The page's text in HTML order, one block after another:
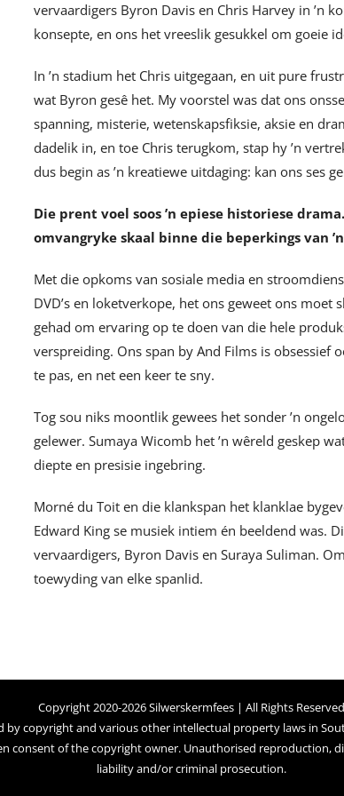
vervaardigers Byron Davis en Chris Harvey in ’n
konsepte, en ons het vreeslik gesukkel om goeie
In ’n stadium het Chris uitgegaan, en uit pure
wat Byron gesê het. My voorstel was dat ons
spanning, misterie, wetenskapsfiksie, aksie en
dadelik in, en toe Chris terugkom, stap hy ’n
dus begin as ’n kreatiewe uitdaging: kan ons ses
Die prent voel soos ’n epiese historiese
omvangryke skaal binne die beperkings van
Met die opkoms van sosiale media en
DVD’s en loketverkope, het ons geweet ons
gehad om ervaring op te doen van die hele
verspreiding. Ons span by And Films is obsessief
te pas, en net een keer te sny.
Tog sou niks moontlik gewees het sonder ’n
gelewer. Sumaya Wicomb het ’n wêreld geskep
diepte en presisie ingebring.
Morné du Toit en die klankspan het klanklae
Edward King se musiek intiem én beeldend was.
vervaardigers, Byron Davis en Suraya Suliman.
toewyding van elke spanlid.
Copyright 2020-2026 Silwerskermfees | All Rights Reserved
copyright and various other intellectual property laws in
of the copyright owner. Unauthorised reproduction,
liability and/or criminal prosecution.